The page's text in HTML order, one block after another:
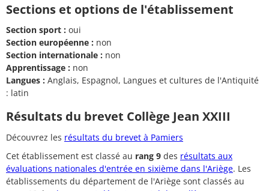
Sections et options de l'établissement
Section sport : oui
Section européenne : non
Section internationale : non
Apprentissage : non
Langues : Anglais, Espagnol, Langues et cultures de l'Antiquité
: latin
Résultats du brevet Collège Jean XXIII
Découvrez les résultats du brevet à Pamiers
Cet établissement est classé au rang 9 des résultats aux
évaluations nationales d'entrée en sixième dans l'Ariège. Les
établissements du département de l'Ariège sont classés au